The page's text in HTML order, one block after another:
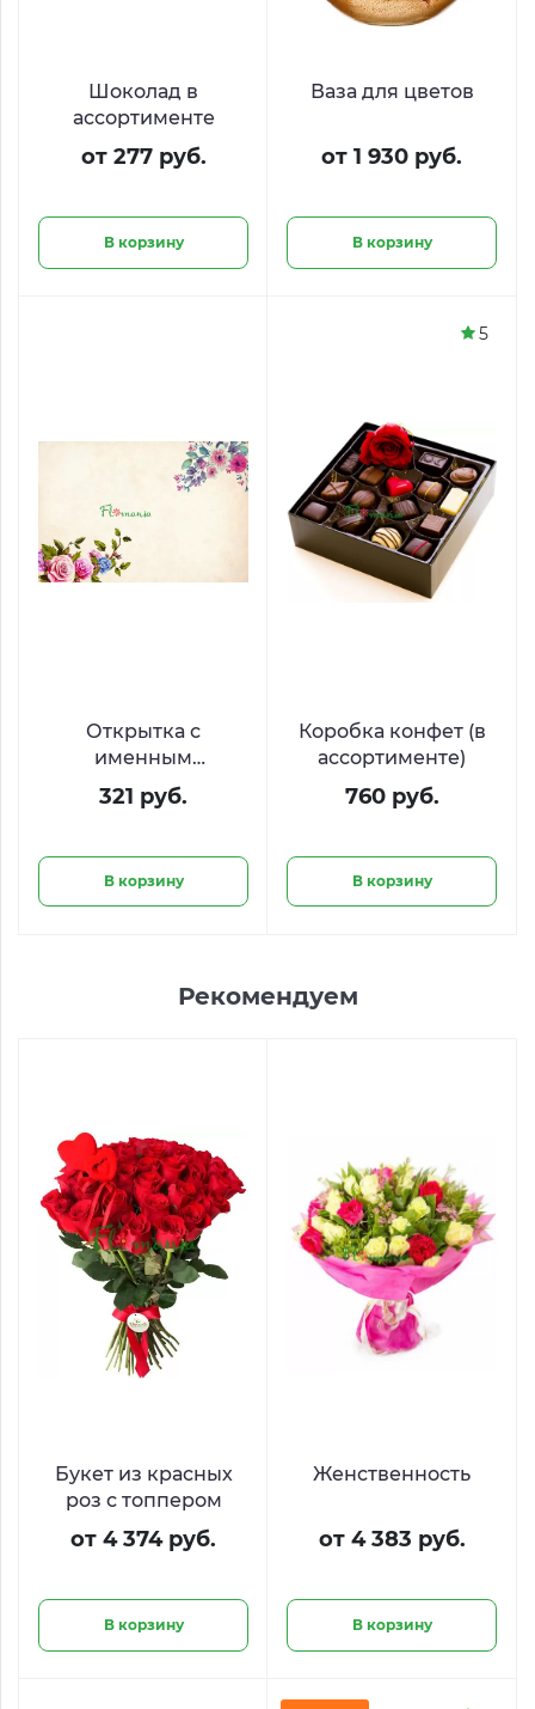
Шоколад в
ассортименте
от 277 руб.
В корзину
Ваза для цветов
от 1 930 руб.
В корзину
Открытка с
именным
стихотворением
321 руб.
В корзину
Коробка конфет (в
ассортименте)
760 руб.
В корзину
5
Рекомендуем
Букет из красных
роз с топпером
от 4 374 руб.
В корзину
Женственность
от 4 383 руб.
В корзину